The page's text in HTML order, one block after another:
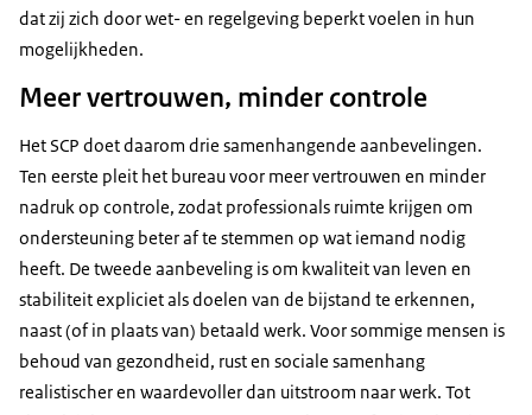
dat zij zich door wet- en regelgeving beperkt voelen in hun
mogelijkheden.
Meer vertrouwen, minder controle
Het SCP doet daarom drie samenhangende aanbevelingen.
Ten eerste pleit het bureau voor meer vertrouwen en minder
nadruk op controle, zodat professionals ruimte krijgen om
ondersteuning beter af te stemmen op wat iemand nodig
heeft. De tweede aanbeveling is om kwaliteit van leven en
stabiliteit expliciet als doelen van de bijstand te erkennen,
naast (of in plaats van) betaald werk. Voor sommige mensen is
behoud van gezondheid, rust en sociale samenhang
realistischer en waardevoller dan uitstroom naar werk. Tot